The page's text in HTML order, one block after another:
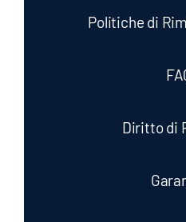
Politiche di
Diritto di